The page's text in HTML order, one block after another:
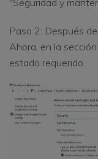
"Seguridad y
Paso 2: Después
Ahora, en la
estado requerido.